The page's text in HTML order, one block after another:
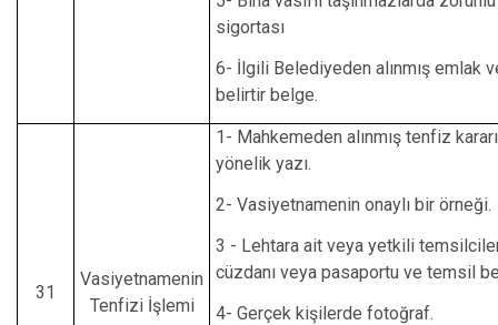
sigortası
6- İlgili Belediyeden alınmış emlak
belirtir belge.
31
Vasiyetnamenin
Tenfizi İşlemi
1- Mahkemeden alınmış tenfiz
yönelik yazı.
2- Vasiyetnamenin onaylı bir örneği.
3 - Lehtara ait veya yetkili
cüzdanı veya pasaportu ve temsil
4- Gerçek kişilerde fotoğraf.